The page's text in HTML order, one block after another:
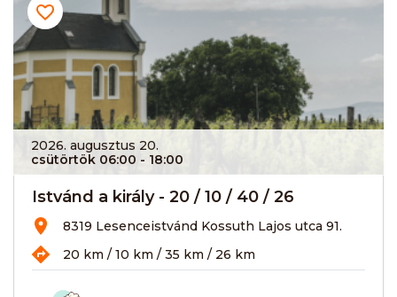
2026. augusztus 20.
csütörtök 06:00 - 18:00
Istvánd a király - 20 / 10 / 40 / 26
8319 Lesenceistvánd Kossuth Lajos utca 91.
20 km / 10 km / 35 km / 26 km